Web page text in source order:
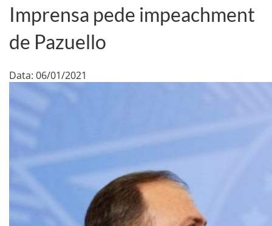
Imprensa pede impeachment
de Pazuello
Data: 06/01/2021